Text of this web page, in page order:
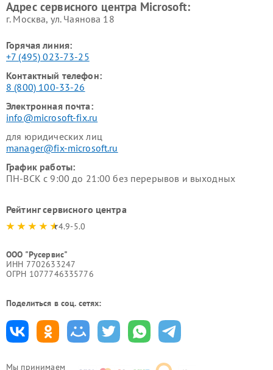
Мы принимаем
Адрес сервисного центра Microsoft:
г. Москва, ул. Чаянова 18
Горячая линия:
+7 (495) 023-73-25
Контактный телефон:
8 (800) 100-33-26
Электронная почта:
info@microsoft-fix.ru
для юридических лиц
manager@fix-microsoft.ru
График работы:
ПН-ВСК с 9:00 до 21:00 без перерывов и выходных
Рейтинг сервисного центра
4.9-5.0
ООО "Русервис"
ИНН 7702633247
ОГРН 1077746335776
Поделиться в соц. сетях: